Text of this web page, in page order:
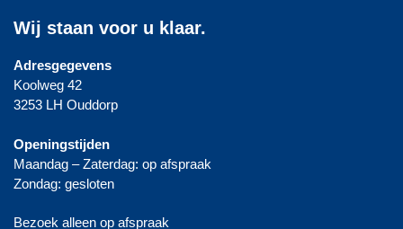
Wij staan voor u klaar.
Adresgegevens
Koolweg 42
3253 LH Ouddorp
Openingstijden
Maandag – Zaterdag: op afspraak
Zondag: gesloten
Bezoek alleen op afspraak